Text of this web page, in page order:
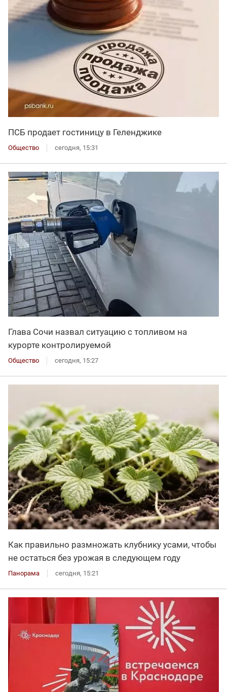
ПСБ продает гостиницу в Геленджике
Общество сегодня, 15:31
Глава Сочи назвал ситуацию с топливом на
курорте контролируемой
Общество сегодня, 15:27
Как правильно размножать клубнику усами, чтобы
не остаться без урожая в следующем году
Панорама сегодня, 15:21